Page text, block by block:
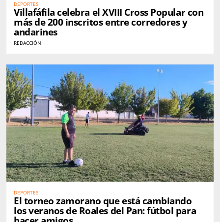
DEPORTES
Villafáfila celebra el XVIII Cross Popular con
más de 200 inscritos entre corredores y
andarines
REDACCIÓN
DEPORTES
El torneo zamorano que está cambiando
los veranos de Roales del Pan: fútbol para